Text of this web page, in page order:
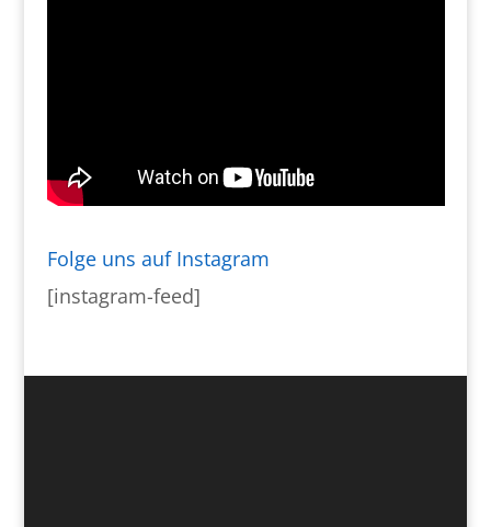
Folge uns auf Instagram
[instagram-feed]